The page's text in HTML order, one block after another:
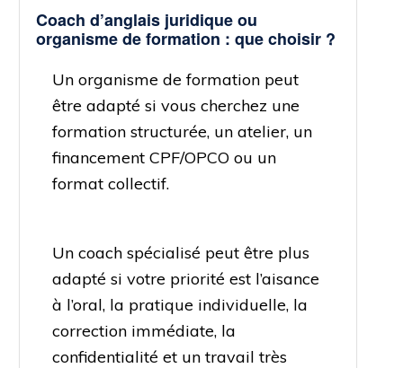
Coach d’anglais juridique ou
organisme de formation : que choisir ?
Un organisme de formation peut
être adapté si vous cherchez une
formation structurée, un atelier, un
financement CPF/OPCO ou un
format collectif.
Un coach spécialisé peut être plus
adapté si votre priorité est l’aisance
à l’oral, la pratique individuelle, la
correction immédiate, la
confidentialité et un travail très